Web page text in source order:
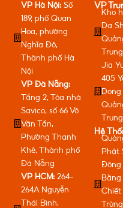
VP Hà Nội: Số
189, phố Quan
Hoa, phường
Nghĩa Đô,
Thành phố Hà
Nội
VP Đà Nẵng:
Tầng 2, Tòa nhà
Savico, số 66 Võ
Văn Tần,
Phường Thanh
Khê, Thành phố
Đà Nẵng
VP HCM: 264-
264A Nguyễn
Thái Bình,
VP
Kho
Da
Jia
405
Dong
Hệ
Phật
Đông